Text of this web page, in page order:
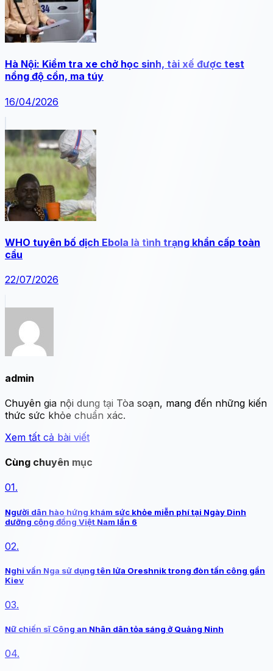
Hà Nội: Kiểm tra xe chở học sinh, tài xế được test
nồng độ cồn, ma túy
16/04/2026
WHO tuyên bố dịch Ebola là tình trạng khẩn cấp toàn
cầu
22/07/2026
admin
Chuyên gia nội dung tại Tòa soạn, mang đến những kiến
thức sức khỏe chuẩn xác.
Xem tất cả bài viết
Cùng chuyên mục
01.
Người dân hào hứng khám sức khỏe miễn phí tại Ngày Dinh
dưỡng cộng đồng Việt Nam lần 6
02.
Nghi vấn Nga sử dụng tên lửa Oreshnik trong đòn tấn công gần
Kiev
03.
Nữ chiến sĩ Công an Nhân dân tỏa sáng ở Quảng Ninh
04.